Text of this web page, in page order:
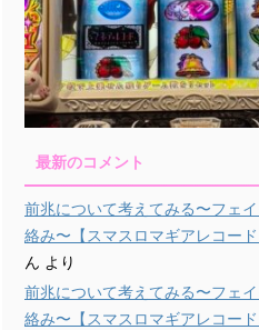
最新のコメント
前兆について考えてみる〜フェ
絡み〜【スマスロマギアレコード
ん より
前兆について考えてみる〜フェ
絡み〜【スマスロマギアレコード